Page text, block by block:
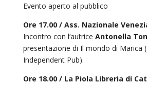
Evento aperto al pubblico
Ore 17.00/ Ass. Nazionale
Incontro con l’autrice Antonella
presentazione di Il mondo di Marica
Independent Pub).
Ore 18.00 / La Piola Libreria di